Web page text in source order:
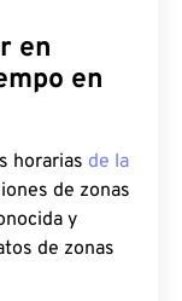
en
en
horarias de la
de zonas
y
de zonas